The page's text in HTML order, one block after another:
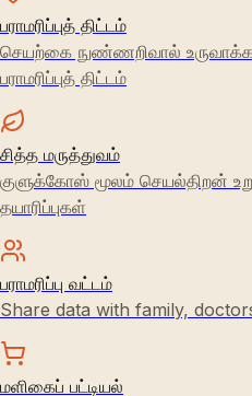
பராமரிப்புத் திட்டம்
செயற்கை நுண்ணறிவால்
பராமரிப்புத் திட்டம்
சித்த மருத்துவம்
குளுக்கோஸ் மூலம் செயல்திறன்
தயாரிப்புகள்
பராமரிப்பு வட்டம்
Share data with family,
மளிகைப் பட்டியல்